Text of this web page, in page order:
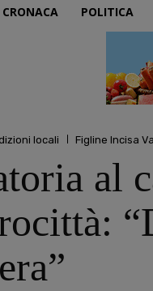
CRONACA POLITICA
locali Figline Incisa
al